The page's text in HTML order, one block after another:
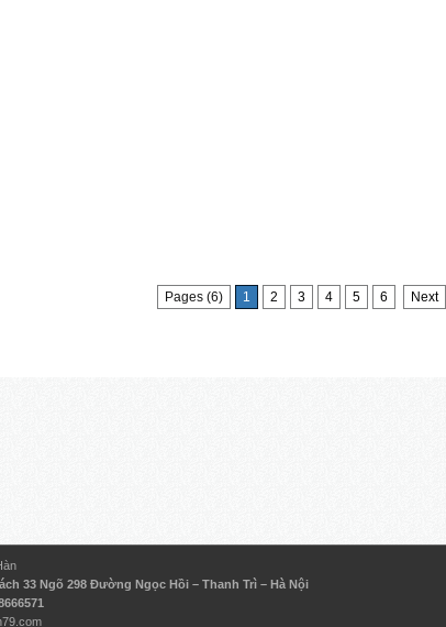
Pages (6) 1 2 3 4 5 6 Next
33 Ngõ 298 Đường Ngọc Hồi – Thanh Trì – Hà Nội